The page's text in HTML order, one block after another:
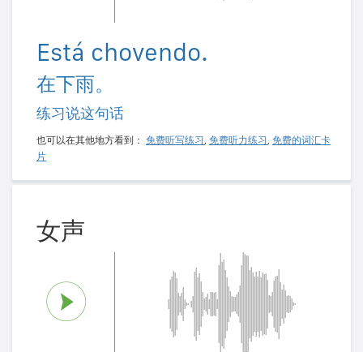
Está chovendo.
在下雨。
练习说这句话
也可以在其他地方看到： 免费听写练习, 免费听力练习, 免费的词汇卡
片
女声